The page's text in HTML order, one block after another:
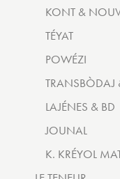
KONT &
TÉYAT
POWÉZI
TRANSBÒDAJ
LAJÉNES & BD
JOUNAL
K. KRÉYOL